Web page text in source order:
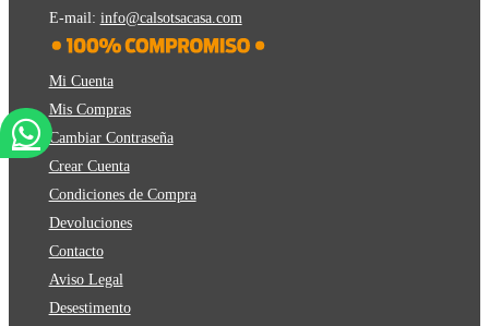
E-mail: info@calsotsacasa.com
Mi Cuenta
Mis Compras
Cambiar Contraseña
Crear Cuenta
Condiciones de Compra
Devoluciones
Contacto
Aviso Legal
Desestimento